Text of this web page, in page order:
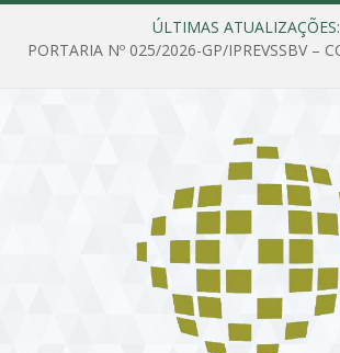
ÚLTIMAS ATUALIZAÇÕES: